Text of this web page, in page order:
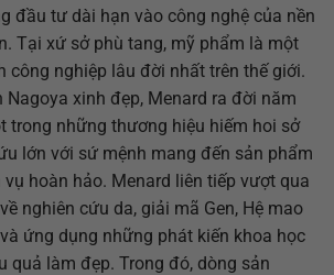
đầu tư dài hạn vào công nghệ của nền
Tại xứ sở phù tang, mỹ phẩm là một
công nghiệp lâu đời nhất trên thế giới.
Nagoya xinh đẹp, Menard ra đời năm
trong những thương hiệu hiếm hoi sở
lớn với sứ mệnh mang đến sản phẩm
hoàn hảo. Menard liên tiếp vượt qua
nghiên cứu da, giải mã Gen, Hệ mao
ứng dụng những phát kiến khoa học
quả làm đẹp. Trong đó, dòng sản